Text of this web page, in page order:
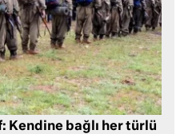
Kendine bağlı her türlü